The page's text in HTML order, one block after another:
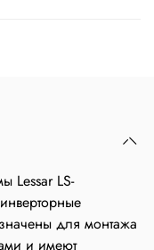
Lessar LS-
для монтажа
и имеют